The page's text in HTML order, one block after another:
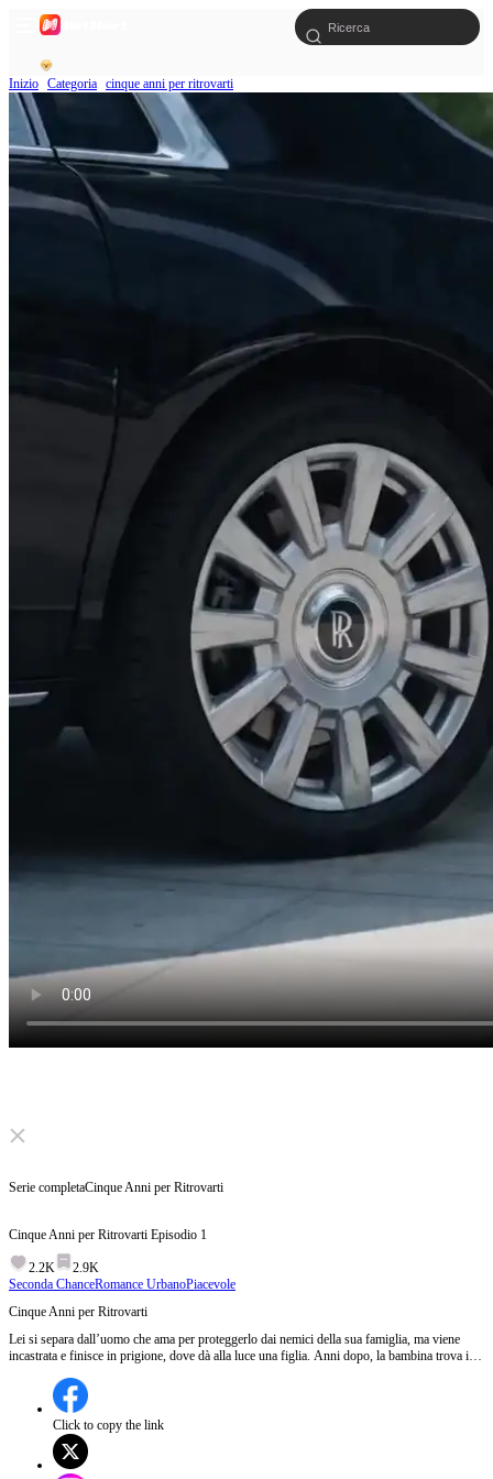
Inizio Categoria cinque anni per ritrovarti
Click to unmute
Serie completaCinque Anni per Ritrovarti
Cinque Anni per Ritrovarti Episodio 1
2.2K
2.9K
Seconda ChanceRomance UrbanoPiacevole
Cinque Anni per Ritrovarti
Lei si separa dall’uomo che ama per proteggerlo dai nemici della sua famiglia, ma viene
incastrata e finisce in prigione, dove dà alla luce una figlia. Anni dopo, la bambina trova il
l’abbandono, ma grazie alla figlia scopre la verità sul passato. Insieme affrontano i
responsabili del complotto, recuperano il gruppo Su e ritrovano finalmente la loro famiglia
Click to copy the link